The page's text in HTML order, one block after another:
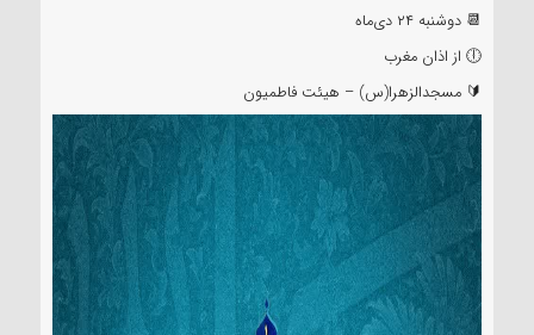
📆 دوشنبه ۲۴ دی‌ماه
🕕 از اذان مغرب
🔰 مسجدالزهرا(س) – هیئت فاطمیون